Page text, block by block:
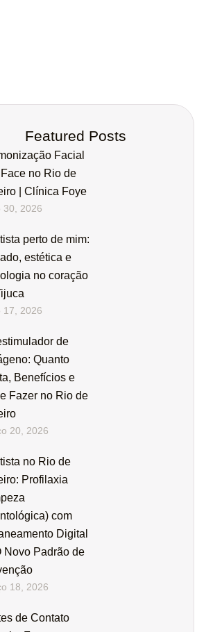
Featured Posts
Facial
no Rio de
| Clínica Foye
30, 2026
perto de mim:
estética e
no coração
17, 2026
de
Quanto
Benefícios e
Fazer no Rio de
20, 2026
no Rio de
Profilaxia
com
Digital
Padrão de
18, 2026
de Contato